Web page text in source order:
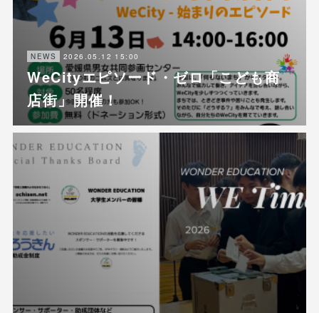
NEWS 2026.05.12 15:00
WeCityエピソード・ゼロ「こども商
店街」開催！